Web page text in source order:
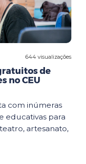
644 visualizações
de
no CEU
com inúmeras
educativas para
artesanato,